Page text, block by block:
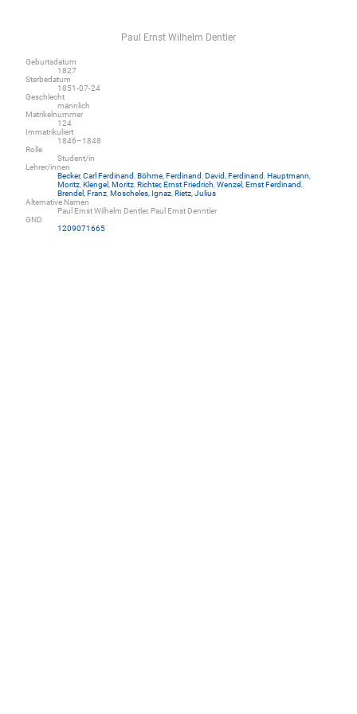
Paul Ernst Wilhelm Dentler
Geburtsdatum
1827
Sterbedatum
1851-07-24
Geschlecht
männlich
Matrikelnummer
124
Immatrikuliert
1846–1848
Rolle
Student/in
Lehrer/innen
Becker, Carl Ferdinand Böhme, Ferdinand David, Ferdinand Hauptmann,
Moritz Klengel, Moritz Richter, Ernst Friedrich Wenzel, Ernst Ferdinand
Brendel, Franz Moscheles, Ignaz Rietz, Julius
Alternative Namen
Paul Ernst Wilhelm Dentler, Paul Ernst Denntler
GND
1209071665